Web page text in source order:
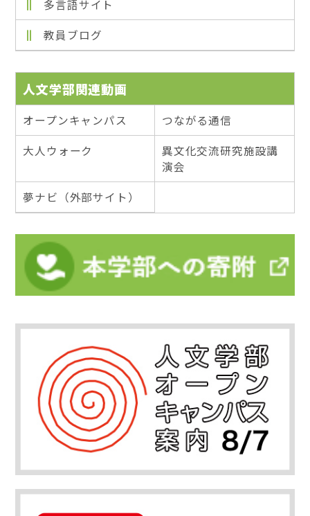
多言語サイト
教員ブログ
人文学部関連動画
オープンキャンパス
つながる通信
大人ウォーク
異文化交流研究施設講
演会
夢ナビ（外部サイト）